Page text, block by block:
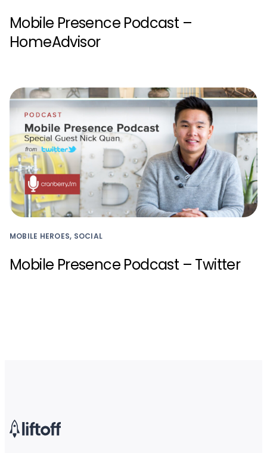
Mobile Presence Podcast –
HomeAdvisor
MOBILE HEROES, SOCIAL
Mobile Presence Podcast – Twitter